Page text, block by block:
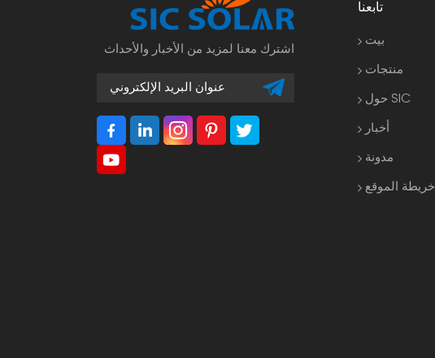
اشترك معنا لمزيد من الأخبار والأحداث
تابعنا
بيت
منتجات
حول SIC
أخبار
مدونة
خريطة الموقع